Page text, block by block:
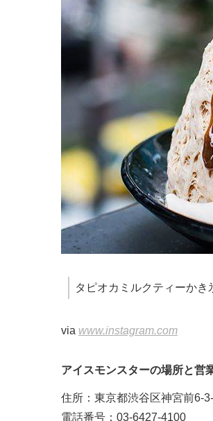
タピオカミルクティーかき
via www.instagram.com
アイスモンスターの場所と営
住所：東京都渋谷区神宮前6-
電話番号：03-6427-4100